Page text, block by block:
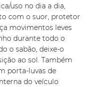
uso no dia a dia,
com o suor, protetor
movimentos leves
durante todo o
o sabão, deixe-o
ao sol. Também
porta-luvas de
do veículo